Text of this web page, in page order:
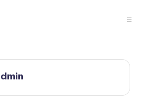
☰